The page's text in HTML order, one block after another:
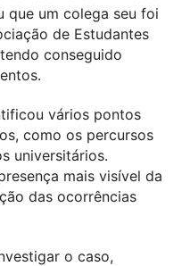
que um colega seu foi
de Estudantes
conseguido
vários pontos
como os percursos
universitários.
mais visível da
das ocorrências
o caso,